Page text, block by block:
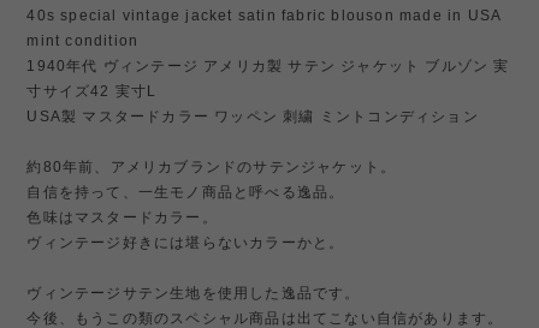
40s special vintage jacket satin fabric blouson made in USA
mint condition
1940年代 ヴィンテージ アメリカ製 サテン ジャケット ブルゾン 実
寸サイズ42 実寸L
USA製 マスタードカラー ワッペン 刺繍 ミントコンディション
約80年前、アメリカブランドのサテンジャケット。
自信を持って、一生モノ商品と呼べる逸品。
色味はマスタードカラー。
ヴィンテージ好きには堪らないカラーかと。
ヴィンテージサテン生地を使用した逸品です。
今後、もうこの類のスペシャル商品は出てこない自信があります。